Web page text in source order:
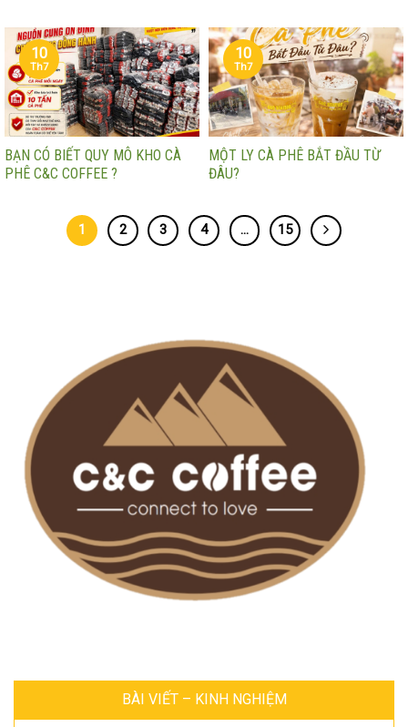
BẠN CÓ BIẾT QUY MÔ KHO CÀ
PHÊ C&C COFFEE ?
10
Th7
MỘT LY CÀ PHÊ BẮT ĐẦU TỪ
ĐÂU?
10
Th7
1 2 3 4 … 15
BÀI VIẾT – KINH NGHIỆM